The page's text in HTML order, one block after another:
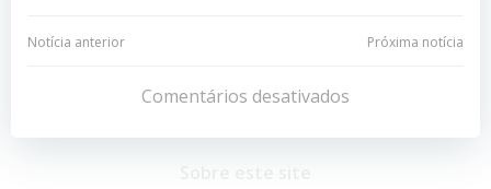
Navegação
Post
Notícia anterior
Navegação
de
Post
Próxima notícia
Comentários desativados